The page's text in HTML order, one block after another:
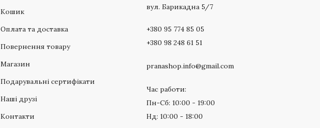
Кошик
Оплата та доставка
Повернення товару
Магазин
Подарувальні сертифікати
Наші друзі
Контакти
вул. Барикадна 5/7
+380 95 774 85 05
+380 98 248 61 51
pranashop.info@gmail.com
Час работи:
Пн-Сб: 10:00 - 19:00
Нд: 10:00 - 18:00